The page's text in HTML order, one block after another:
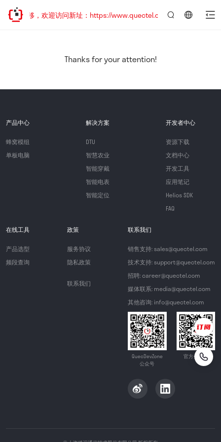
址已迁移，欢迎访问新址：https://www.quectel.com.cn
Thanks for your attention!
产品中心
蜂窝模组
单板电脑
解决方案
DTU
智慧农业
智能穿戴
智能电表
智能定位
开发者中心
资源下载
文档中心
开发工具
应用笔记
Helios SDK
FAQ
在线工具
产品选型
频段查询
政策
服务协议
隐私政策
联系我们
联系我们
销售支持: sales@quectel.com
技术支持: support@quectel.com
招聘: career@quectel.com
媒体联系: media@quectel.com
其他咨询: info@quectel.com
QuecDevZone
公众号
官方公众号